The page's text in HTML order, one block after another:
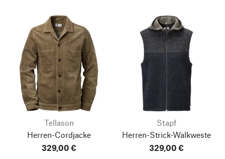
Tellason
Herren-Cordjacke
329,00 €
Stapf
Herren-Strick-Walkweste
329,00 €